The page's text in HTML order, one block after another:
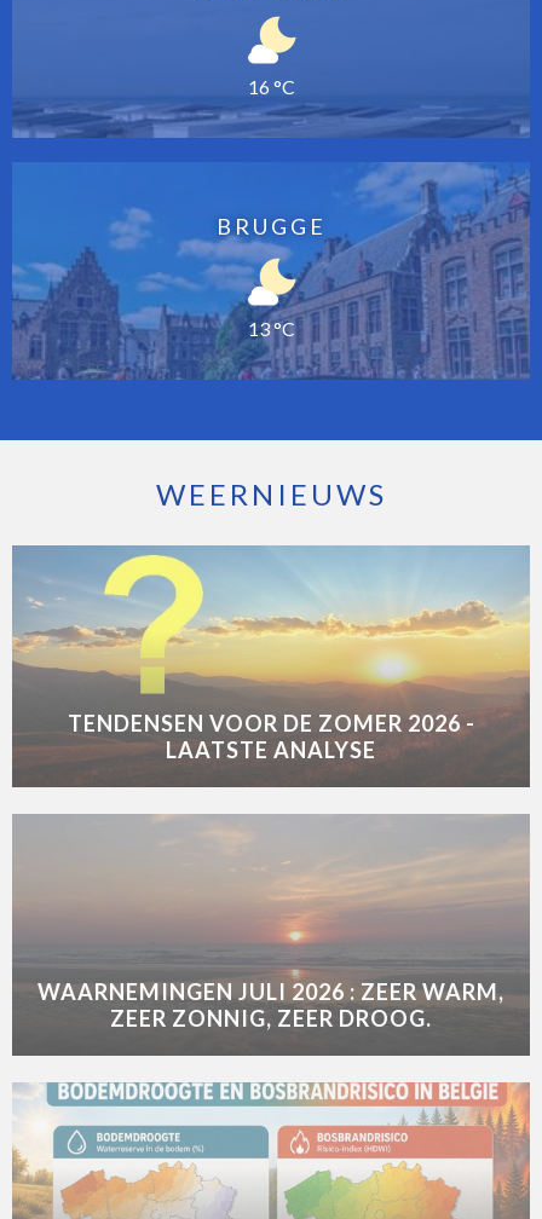
16 °C
BRUGGE
13 °C
WEERNIEUWS
TENDENSEN VOOR DE ZOMER 2026 -
LAATSTE ANALYSE
WAARNEMINGEN JULI 2026 : ZEER WARM,
ZEER ZONNIG, ZEER DROOG.